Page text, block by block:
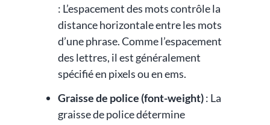
: L’espacement des mots contrôle la
distance horizontale entre les mots
d’une phrase. Comme l’espacement
des lettres, il est généralement
spécifié en pixels ou en ems.
Graisse de police (font-weight): La
graisse de police détermine